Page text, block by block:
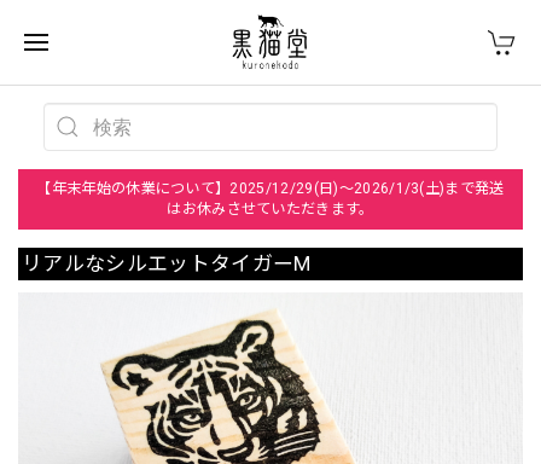
【年末年始の休業について】2025/12/29(日)～2026/1/3(土)まで発送
はお休みさせていただきます。
リアルなシルエットタイガーM